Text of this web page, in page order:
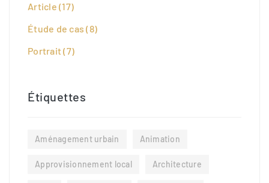
Article (17)
Étude de cas(8)
Portrait(7)
Étiquettes
Aménagement urbain Animation
Approvisionnement local Architecture